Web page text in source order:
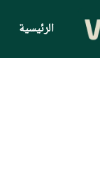
الرئيسية